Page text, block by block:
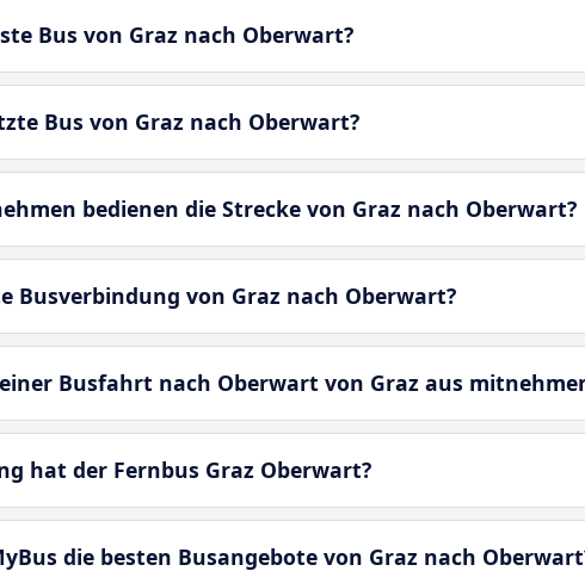
Bus von Graz nach Oberwart?
Bus von Graz nach Oberwart?
bedienen die Strecke von Graz nach Oberwart?
Busverbindung von Graz nach Oberwart?
Busfahrt nach Oberwart von Graz aus
hat der Fernbus Graz Oberwart?
die besten Busangebote von Graz nach